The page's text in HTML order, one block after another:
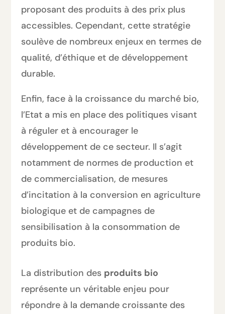
proposant des produits à des prix plus
accessibles. Cependant, cette stratégie
soulève de nombreux enjeux en termes de
qualité, d’éthique et de développement
durable.
Enfin, face à la croissance du marché bio,
l’Etat a mis en place des politiques visant
à réguler et à encourager le
développement de ce secteur. Il s’agit
notamment de normes de production et
de commercialisation, de mesures
d’incitation à la conversion en agriculture
biologique et de campagnes de
sensibilisation à la consommation de
produits bio.
La distribution des produits bio
représente un véritable enjeu pour
répondre à la demande croissante des